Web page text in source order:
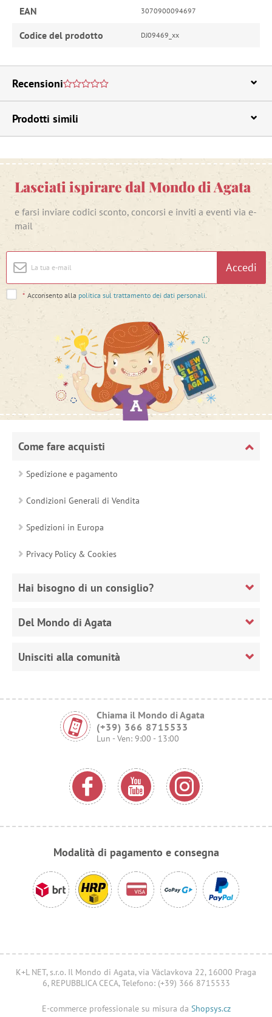
EAN 3070900094697
Codice del prodotto DJ09469_xx
Recensioni
Prodotti simili
Lasciati ispirare dal Mondo di Agata
e farsi inviare codici sconto, concorsi e inviti a eventi via e-
mail
Accedi
* Acconsento alla politica sul trattamento dei dati personali
Come fare acquisti
Spedizione e pagamento
Condizioni Generali di Vendita
Spedizioni in Europa
Privacy Policy & Cookies
Hai bisogno di un consiglio?
Del Mondo di Agata
Unisciti alla comunità
Chiama il Mondo di Agata
(+39) 366 8715533
Lun - Ven: 9:00 - 13:00
Modalità di pagamento e consegna
K+L NET, s.r.o. Il Mondo di Agata, via Václavkova 22, 16000 Praga
6, REPUBBLICA CECA, Telefono: (+39) 366 8715533
E-commerce professionale su misura da Shopsys.cz